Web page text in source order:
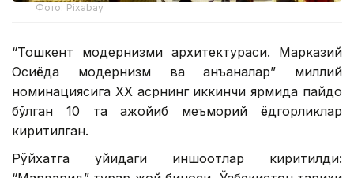
Фото: Pixabay
“Тошкент модернизми архитектураси. Марказий
Осиёда модернизм ва анъаналар” миллий
номинациясига ХХ асрнинг иккинчи ярмида пайдо
бўлган 10 та ажойиб меъморий ёдгорликлар
киритилган.
Рўйхатга қуйидаги иншоотлар киритилди: